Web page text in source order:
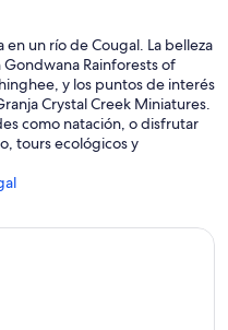
en un río de Cougal. La belleza
Rainforests of
y los puntos de interés
Crystal Creek Miniatures.
como natación, o disfrutar
tours ecológicos y